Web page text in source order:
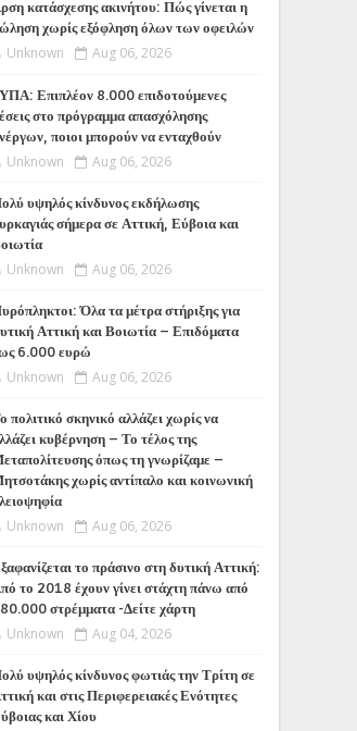
κατάσχεσης ακινήτου: Πώς γίνεται η
χωρίς εξόφληση όλων των οφειλών
Unknown Aug 06, 2026
Επιπλέον 8.000 επιδοτούμενες
στο πρόγραμμα απασχόλησης
ποιοι μπορούν να ενταχθούν
Unknown Aug 06, 2026
υψηλός κίνδυνος εκδήλωσης
σήμερα σε Αττική, Εύβοια και
Unknown Aug 06, 2026
Όλα τα μέτρα στήριξης για
Αττική και Βοιωτία – Επιδόματα
6.000 ευρώ
Unknown Aug 06, 2026
πολιτικό σκηνικό αλλάζει χωρίς να
κυβέρνηση – Το τέλος της
όπως τη γνωρίζαμε –
χωρίς αντίπαλο και κοινωνική
Unknown Aug 06, 2026
το πράσινο στη δυτική Αττική:
το 2018 έχουν γίνει στάχτη πάνω από
στρέμματα -Δείτε χάρτη
Unknown Aug 04, 2026
υψηλός κίνδυνος φωτιάς την Τρίτη σε
και στις Περιφερειακές Ενότητες
και Χίου